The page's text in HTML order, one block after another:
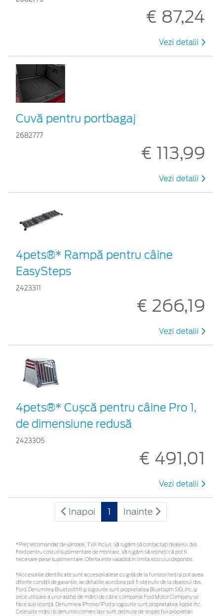
€ 87,24
Vezi detalii
Cuvă pentru portbagaj
2682777
€ 113,99
Vezi detalii
4pets®* Rampă pentru câine
EasySteps
2423311
€ 266,19
Vezi detalii
4pets®* Cușcă pentru câine Pro 1,
de dimensiune redusă
2423305
€ 491,01
Vezi detalii
Inapoi 1 Inainte
*Preţ recomandat de vânzare, TVA inclus. Vă rugăm să contactaţi dealerul dvs.
Ford pentru costuri suplimentare de montare. Vă rugăm să rețineți că pot fi
necesare piese suplimentare. Oferta este valabilă în limita stocului disponibil.
*Accesoriile identificate sunt accesorii alese cu grijă de la furnizori terți și pot avea
diferite condiții de garanție, iar detaliile acestora pot fi obținute de la dealerul dvs.
Ford. Denumirea Bluetooth® și logourile sunt proprietatea Bluetooth SIG, Inc. și
orice utilizare a unor astfel de mărci de către compania Ford Motor Company se
face sub licență. Denumirea iPhone/iPod și logourile sunt proprietatea Apple Inc.
Celelalte mărci și denumiri comerciale sunt deținute de respectivii proprietari